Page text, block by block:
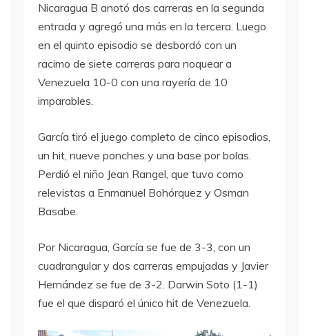
Nicaragua B anotó dos carreras en la segunda
entrada y agregó una más en la tercera. Luego
en el quinto episodio se desbordó con un
racimo de siete carreras para noquear a
Venezuela 10-0 con una rayería de 10
imparables.
García tiró el juego completo de cinco episodios,
un hit, nueve ponches y una base por bolas.
Perdió el niño Jean Rangel, que tuvo como
relevistas a Enmanuel Bohórquez y Osman
Basabe.
Por Nicaragua, García se fue de 3-3, con un
cuadrangular y dos carreras empujadas y Javier
Hernández se fue de 3-2. Darwin Soto (1-1)
fue el que disparó el único hit de Venezuela.